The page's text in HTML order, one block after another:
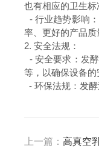
也有相应的卫生标
- 行业趋势影响
率、更好的产品质
2. 安全法规：
- 安全要求：发
等，以确保设备的
- 环保法规：发
上一篇：高真空